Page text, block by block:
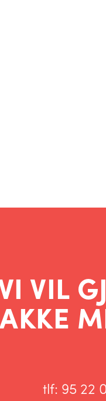
VIL
tlf: 95 22